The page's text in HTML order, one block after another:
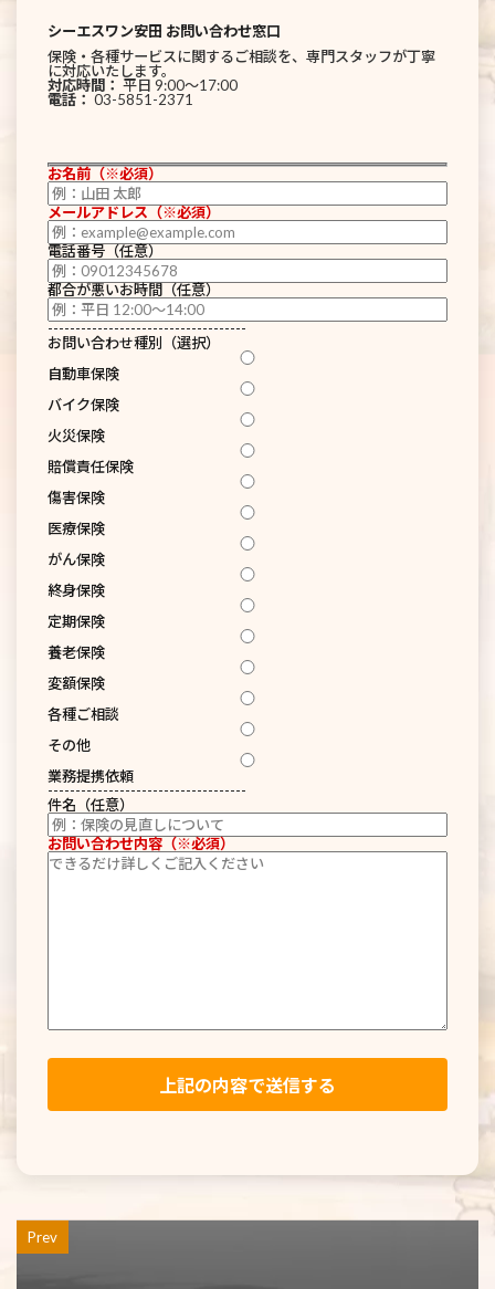
シーエスワン安田 お問い合わせ窓口
保険・各種サービスに関するご相談を、専門スタッフが丁寧
に対応いたします。
対応時間： 平日 9:00〜17:00
電話： 03-5851-2371
お名前（※必須）
メールアドレス（※必須）
電話番号（任意）
都合が悪いお時間（任意）
------------------------------------
お問い合わせ種別（選択）
自動車保険
バイク保険
火災保険
賠償責任保険
傷害保険
医療保険
がん保険
終身保険
定期保険
養老保険
変額保険
各種ご相談
その他
業務提携依頼
------------------------------------
件名（任意）
お問い合わせ内容（※必須）
Prev